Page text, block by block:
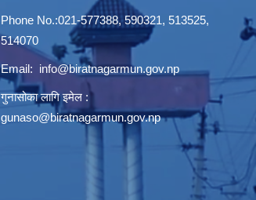
Phone No.:021-577388, 590321, 513525,
514070
Email: info@biratnagarmun.gov.np
गुनासोका लागि इमेल :
gunaso@biratnagarmun.gov.np